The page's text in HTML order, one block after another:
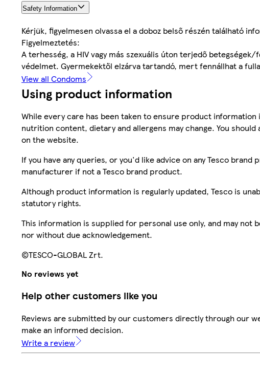
Safety Information
Kérjük, figyelmesen olvassa el a doboz belső részén található
Figyelmeztetés:
A terhesség, a HIV vagy más szexuális úton terjedő
védelmet. Gyermekektől elzárva tartandó, mert fennállhat a
View all Condoms
Using product information
While every care has been taken to ensure product
nutrition content, dietary and allergens may change. You
on the website.
If you have any queries, or you'd like advice on any Tesco
manufacturer if not a Tesco brand product.
Although product information is regularly updated, Tesco is
statutory rights.
This information is supplied for personal use only, and may
nor without due acknowledgement.
©TESCO-GLOBAL Zrt.
No reviews yet
Help other customers like you
Reviews are submitted by our customers directly through our
make an informed decision.
Write a review